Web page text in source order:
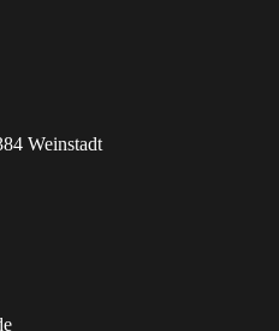
Weinstadt